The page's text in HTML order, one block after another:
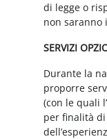
di legge o
non saranno
SERVIZI
Durante la
proporre
(con le quali
per finalità